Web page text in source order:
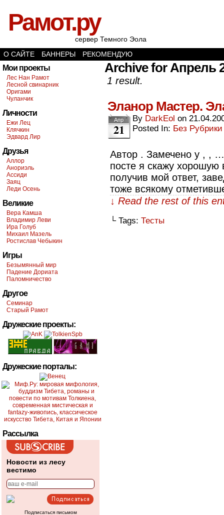
Рамот.ру
сервер Темного Эола
О САЙТЕ
БАННЕРЫ РЕКОМЕНДУЮ
Мои проекты
Лес Нан Рамот
Лесной свинарник
Оригами
Чуланчик
Личности
Ежи Лец
Клячкин
Эдвард Лир
Друзья
Аллор
Анориэль
Ассиди
Заяц
Леди Осень
Великие
Вера Камша
Владимир Леви
Ира Голуб
Михаил Мазель
Ростислав Чебыкин
Игры
Безымянный мир
Падение Дориата
Паломничество
Другое
Семинар
Старый Рамот
Дружеские проекты:
Дружеские порталы:
Рассылка
Новости из лесу
вестимо
Подписаться письмом
Archive for Апрель
1 result.
Эланор Мастер.
Апр
21
By DarkEol on
Posted In: Без Рубрики
Автор . Замечено у , , …
посте я скажу
получив мой ответ,
тоже всякому
↓ Read the rest of this
└ Tags: Тесты